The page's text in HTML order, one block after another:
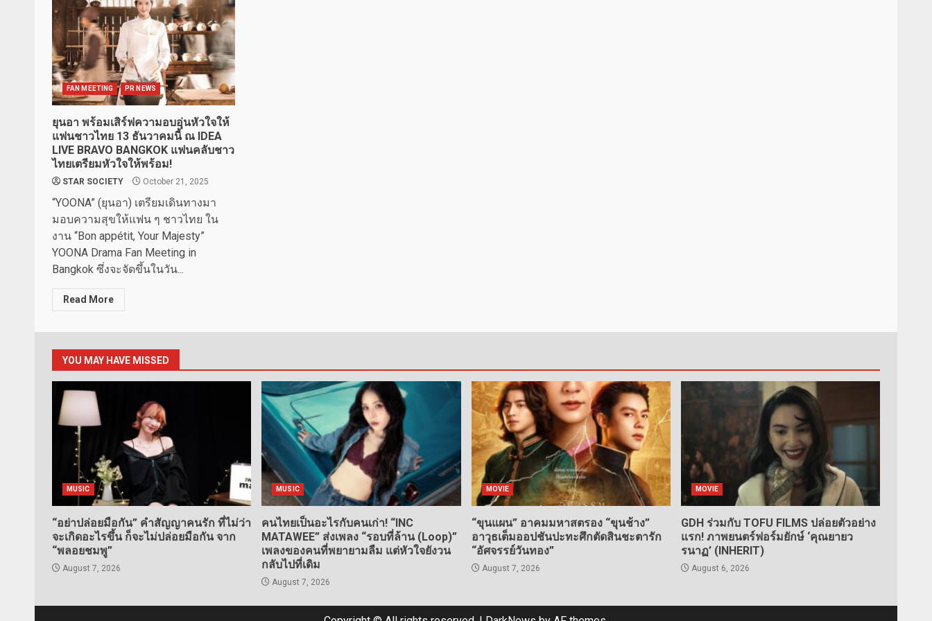
FAN MEETING PR NEWS
ยุนอา พร้อมเสิร์ฟความอบอุ่นหัวใจให้
แฟนชาวไทย 13 ธันวาคมนี้ ณ IDEA
LIVE BRAVO BANGKOK แฟนคลับชาว
ไทยเตรียมหัวใจให้พร้อม!
STAR SOCIETY October 21, 2025
“YOONA” (ยุนอา) เตรียมเดินทางมา
มอบความสุขให้แฟน ๆ ชาวไทย ใน
งาน “Bon appétit, Your Majesty”
YOONA Drama Fan Meeting in
Bangkok ซึ่งจะจัดขึ้นในวัน...
Read More
YOU MAY HAVE MISSED
MUSIC
“อย่าปล่อยมือกัน” คำสัญญาคนรัก ที่ไม่ว่า
จะเกิดอะไรขึ้น ก็จะไม่ปล่อยมือกัน จาก
“พลอยชมพู”
August 7, 2026
MUSIC
คนไทยเป็นอะไรกับคนเก่า! “INC
MATAWEE” ส่งเพลง “รอบที่ล้าน (Loop)”
เพลงของคนที่พยายามลืม แต่หัวใจยังวน
กลับไปที่เดิม
August 7, 2026
MOVIE
“ขุนแผน” อาคมมหาสตรอง “ขุนช้าง”
อาวุธเต็มออปชันปะทะศึกตัดสินชะตารัก
“อัศจรรย์วันทอง”
August 7, 2026
MOVIE
GDH ร่วมกับ TOFU FILMS ปล่อยตัวอย่าง
แรก! ภาพยนตร์ฟอร์มยักษ์ ‘คุณยายว
รนาฏ’ (INHERIT)
August 6, 2026